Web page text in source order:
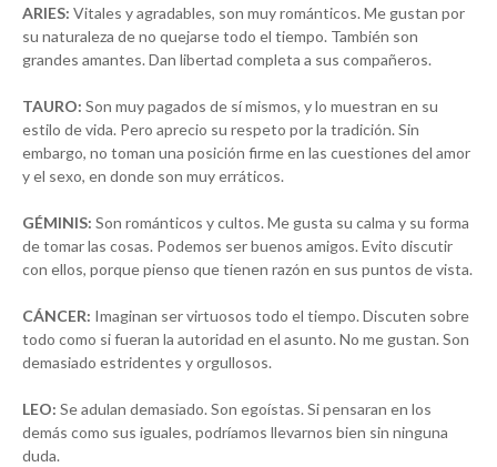
ARIES: Vitales y agradables, son muy románticos. Me gustan por
su naturaleza de no quejarse todo el tiempo. También son
grandes amantes. Dan libertad completa a sus compañeros.
TAURO: Son muy pagados de sí mismos, y lo muestran en su
estilo de vida. Pero aprecio su respeto por la tradición. Sin
embargo, no toman una posición firme en las cuestiones del amor
y el sexo, en donde son muy erráticos.
GÉMINIS: Son románticos y cultos. Me gusta su calma y su forma
de tomar las cosas. Podemos ser buenos amigos. Evito discutir
con ellos, porque pienso que tienen razón en sus puntos de vista.
CÁNCER: Imaginan ser virtuosos todo el tiempo. Discuten sobre
todo como si fueran la autoridad en el asunto. No me gustan. Son
demasiado estridentes y orgullosos.
LEO: Se adulan demasiado. Son egoístas. Si pensaran en los
demás como sus iguales, podríamos llevarnos bien sin ninguna
duda.